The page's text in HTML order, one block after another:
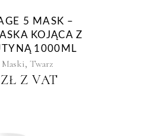
5 MASK –
KOJĄCA Z
1000ML
Maski, Twarz
ZŁ Z VAT